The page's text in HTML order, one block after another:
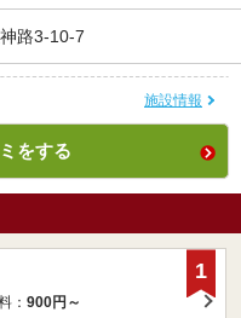
路3-10-7
施設情報
をする
： 900円～
1